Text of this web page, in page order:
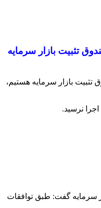
رقمی حدود ۶۵۰ میلیارد تومان نقدینگی به صندوق تثبیت بازار سرمایه
بازار سرمایه هستیم،
سرمایه گفت: طبق توافقات